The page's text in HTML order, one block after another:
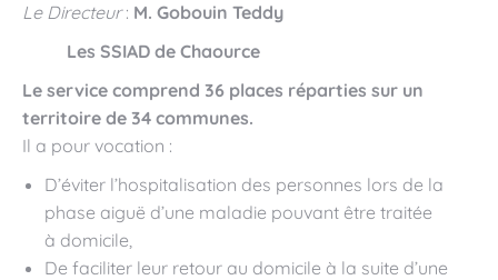
Le Directeur: M. Gobouin Teddy
Les SSIAD de Chaource
Le service comprend 36 places réparties sur un
territoire de 34 communes.
Il a pour vocation :
D’éviter l’hospitalisation des personnes lors de la
phase aiguë d’une maladie pouvant être traitée
à domicile,
De faciliter leur retour au domicile à la suite d’une